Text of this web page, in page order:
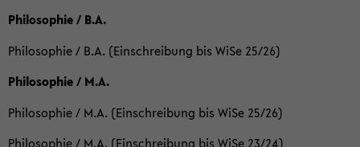
Philosophie / B.A.
Philosophie / B.A. (Einschreibung bis WiSe 25/26)
Philosophie / M.A.
Philosophie / M.A. (Einschreibung bis WiSe 25/26)
Philosophie / M.A. (Einschreibung bis WiSe 23/24)